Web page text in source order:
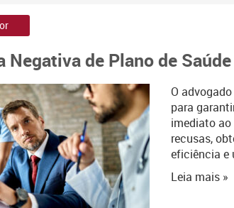
Negativa de Plano de
O
para
imediato ao
recusas,
eficiência e
Leia mais »